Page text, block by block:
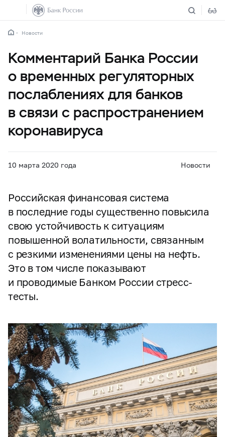
Новости
Комментарий Банка России
о временных регуляторных
послаблениях для банков
в связи с распространением
коронавируса
10 марта 2020 года Новости
Российская финансовая система
в последние годы существенно повысила
свою устойчивость к ситуациям
повышенной волатильности, связанным
с резкими изменениями цены на нефть.
Это в том числе показывают
и проводимые Банком России стресс-
тесты.